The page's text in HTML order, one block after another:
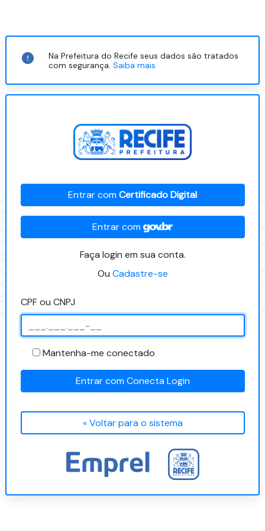
Na Prefeitura do Recife seus dados são tratados
com segurança.Saiba mais
Entrar comCertificado Digital
Entrar com
Faça login em sua conta.
Ou Cadastre-se
CPF ou CNPJ
Mantenha-me conectado
Entrar com Conecta Login
« Voltar para o sistema